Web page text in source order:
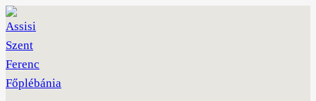
Skip
to
content